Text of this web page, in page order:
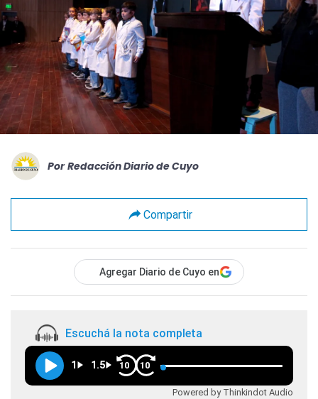
Por Redacción Diario de Cuyo
Compartir
Agregar Diario de Cuyo en
Escuchá la nota completa
1 1.5 10 10
Powered by Thinkindot Audio